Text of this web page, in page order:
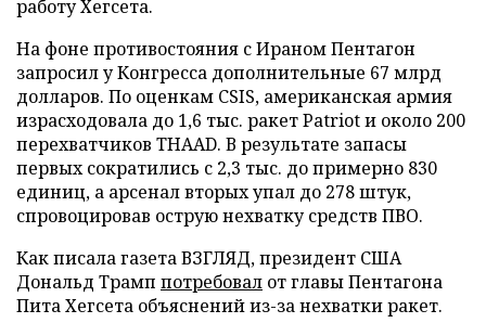
работу Хегсета.
На фоне противостояния с Ираном Пентагон
запросил у Конгресса дополнительные 67 млрд
долларов. По оценкам CSIS, американская армия
израсходовала до 1,6 тыс. ракет Patriot и около 200
перехватчиков THAAD. В результате запасы
первых сократились с 2,3 тыс. до примерно 830
единиц, а арсенал вторых упал до 278 штук,
спровоцировав острую нехватку средств ПВО.
Как писала газета ВЗГЛЯД, президент США
Дональд Трамп потребовал от главы Пентагона
Пита Хегсета объяснений из-за нехватки ракет.